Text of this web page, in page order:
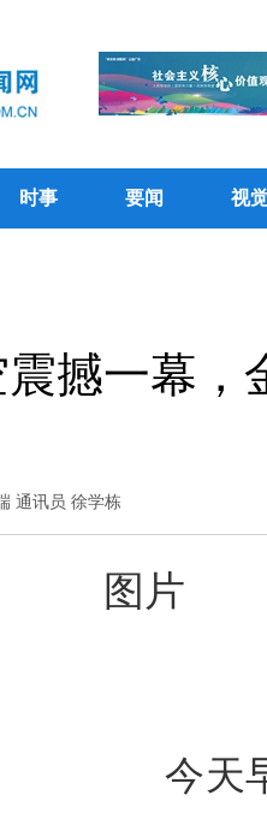
时事 要闻 视
撼一幕，
通讯员 徐学栋
今天